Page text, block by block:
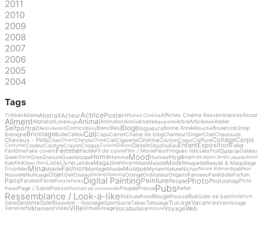
2011
2010
2009
2008
2007
2006
2005
2004
Tags
TVAbécédaireAbstraitActeurActricePosterAffiches CinémaAffiches Cinéma RessemblancesAlcool
AlimentAlphabetLoveAngeAnimalAnimationAnniversaireAquarelleArbreArticleAsieAtelier
SelfportraitAvionAxolotlComicsBijou BlancBleuBlogBlogueursBonne AnnéeBouche BouletJobShop
BretagneBricolageBulleCaillouCaliCapuCarnetChaine de blogChanteur/SingerChatChaussure
Cheveux - PoilsChexChienChinoisChloéCielCigaretteCinémaCochonCoeurCoiffureCollageCorps
CostumeCouleurCoutureCrayonCroquisCuisineDdoooDessinDoudouEauEnfantExpositionFake
FantômeFake coversFemmeFeuilleFil de cuivreFilm / MovieFleurFringues ridiculesFruitGalerieGateau
GeekGlaceGrasGravureGuadeloupeHomeHommeMoodHumourHygièneIndeJaponJardinJauneJouet
KekKikiKilosLibon ListeLivreLumièreMagazineMaigre MainMaladeModelMaquetteBeauté & Maquillage
DrugsMerMinaMobileFashionMontageMuséeMusiqueMyriamNatureNichonNicole Kidman NoëlNoir
NouvelleNuNuageObjetOeilOiseauOmbreOpeningOrangeOrdinateurOrigamiPanneauParéidolieParfum
ParisParutionPastelPatatePatesDigital PaintingPeinturePeoplePhotoPhotoshopPicto
PiedsPlage / SablePoissonPortrait de commande PoupéePressePubsReflet
Ressemblance / Look-a-likeRidiculeRoseRougeRousseRueSalle de bainSculpture
SérieSexismeSoleilSouvenir - NostalgieSportSucreTabacTatouageTrucageVacancesVernissage
VerreVertVêtementVidéoVilleVirtuelVisageVocabulaireVoitureVoyageWeb